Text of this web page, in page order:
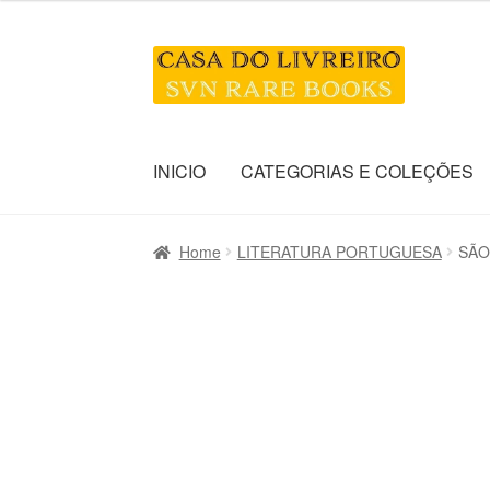
Skip
to
Skip
to
INICIO CATEGORIAS E COLEÇÕES
Home LITERATURA PORTUGUESA